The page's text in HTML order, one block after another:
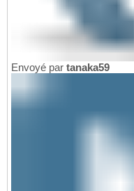
Envoyé par tanaka59